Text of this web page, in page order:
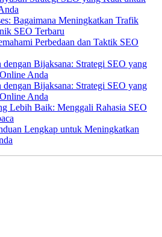
Bagaimana Meningkatkan Trafik
SEO Terbaru
Perbedaan dan Taktik SEO
dengan Bijaksana: Strategi SEO yang
Anda
dengan Bijaksana: Strategi SEO yang
Anda
Lebih Baik: Menggali Rahasia SEO
Lengkap untuk Meningkatkan